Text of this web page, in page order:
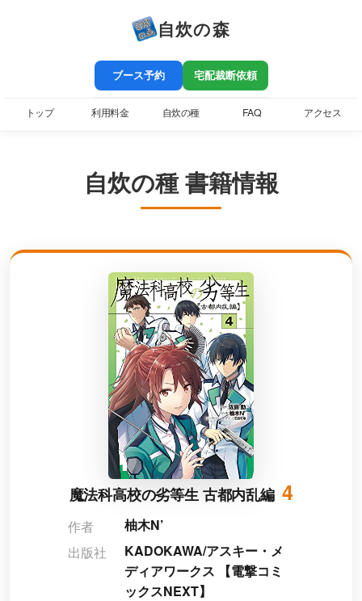
自炊の森
ブース予約 宅配裁断依頼
トップ 利用料金 自炊の種 FAQ アクセス
自炊の種 書籍情報
魔法科高校の劣等生 古都内乱編 4
作者
柚木N’
出版社
KADOKAWA/アスキー・メ
ディアワークス 【電撃コミ
ックスNEXT】